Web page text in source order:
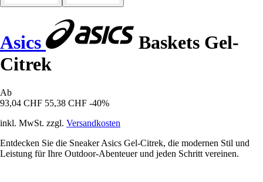
Asics
Baskets Gel-
Citrek
Ab
93,04 CHF 55,38 CHF -40%
inkl. MwSt. zzgl. Versandkosten
Entdecken Sie die Sneaker Asics Gel-Citrek, die modernen Stil und
Leistung für Ihre Outdoor-Abenteuer und jeden Schritt vereinen.